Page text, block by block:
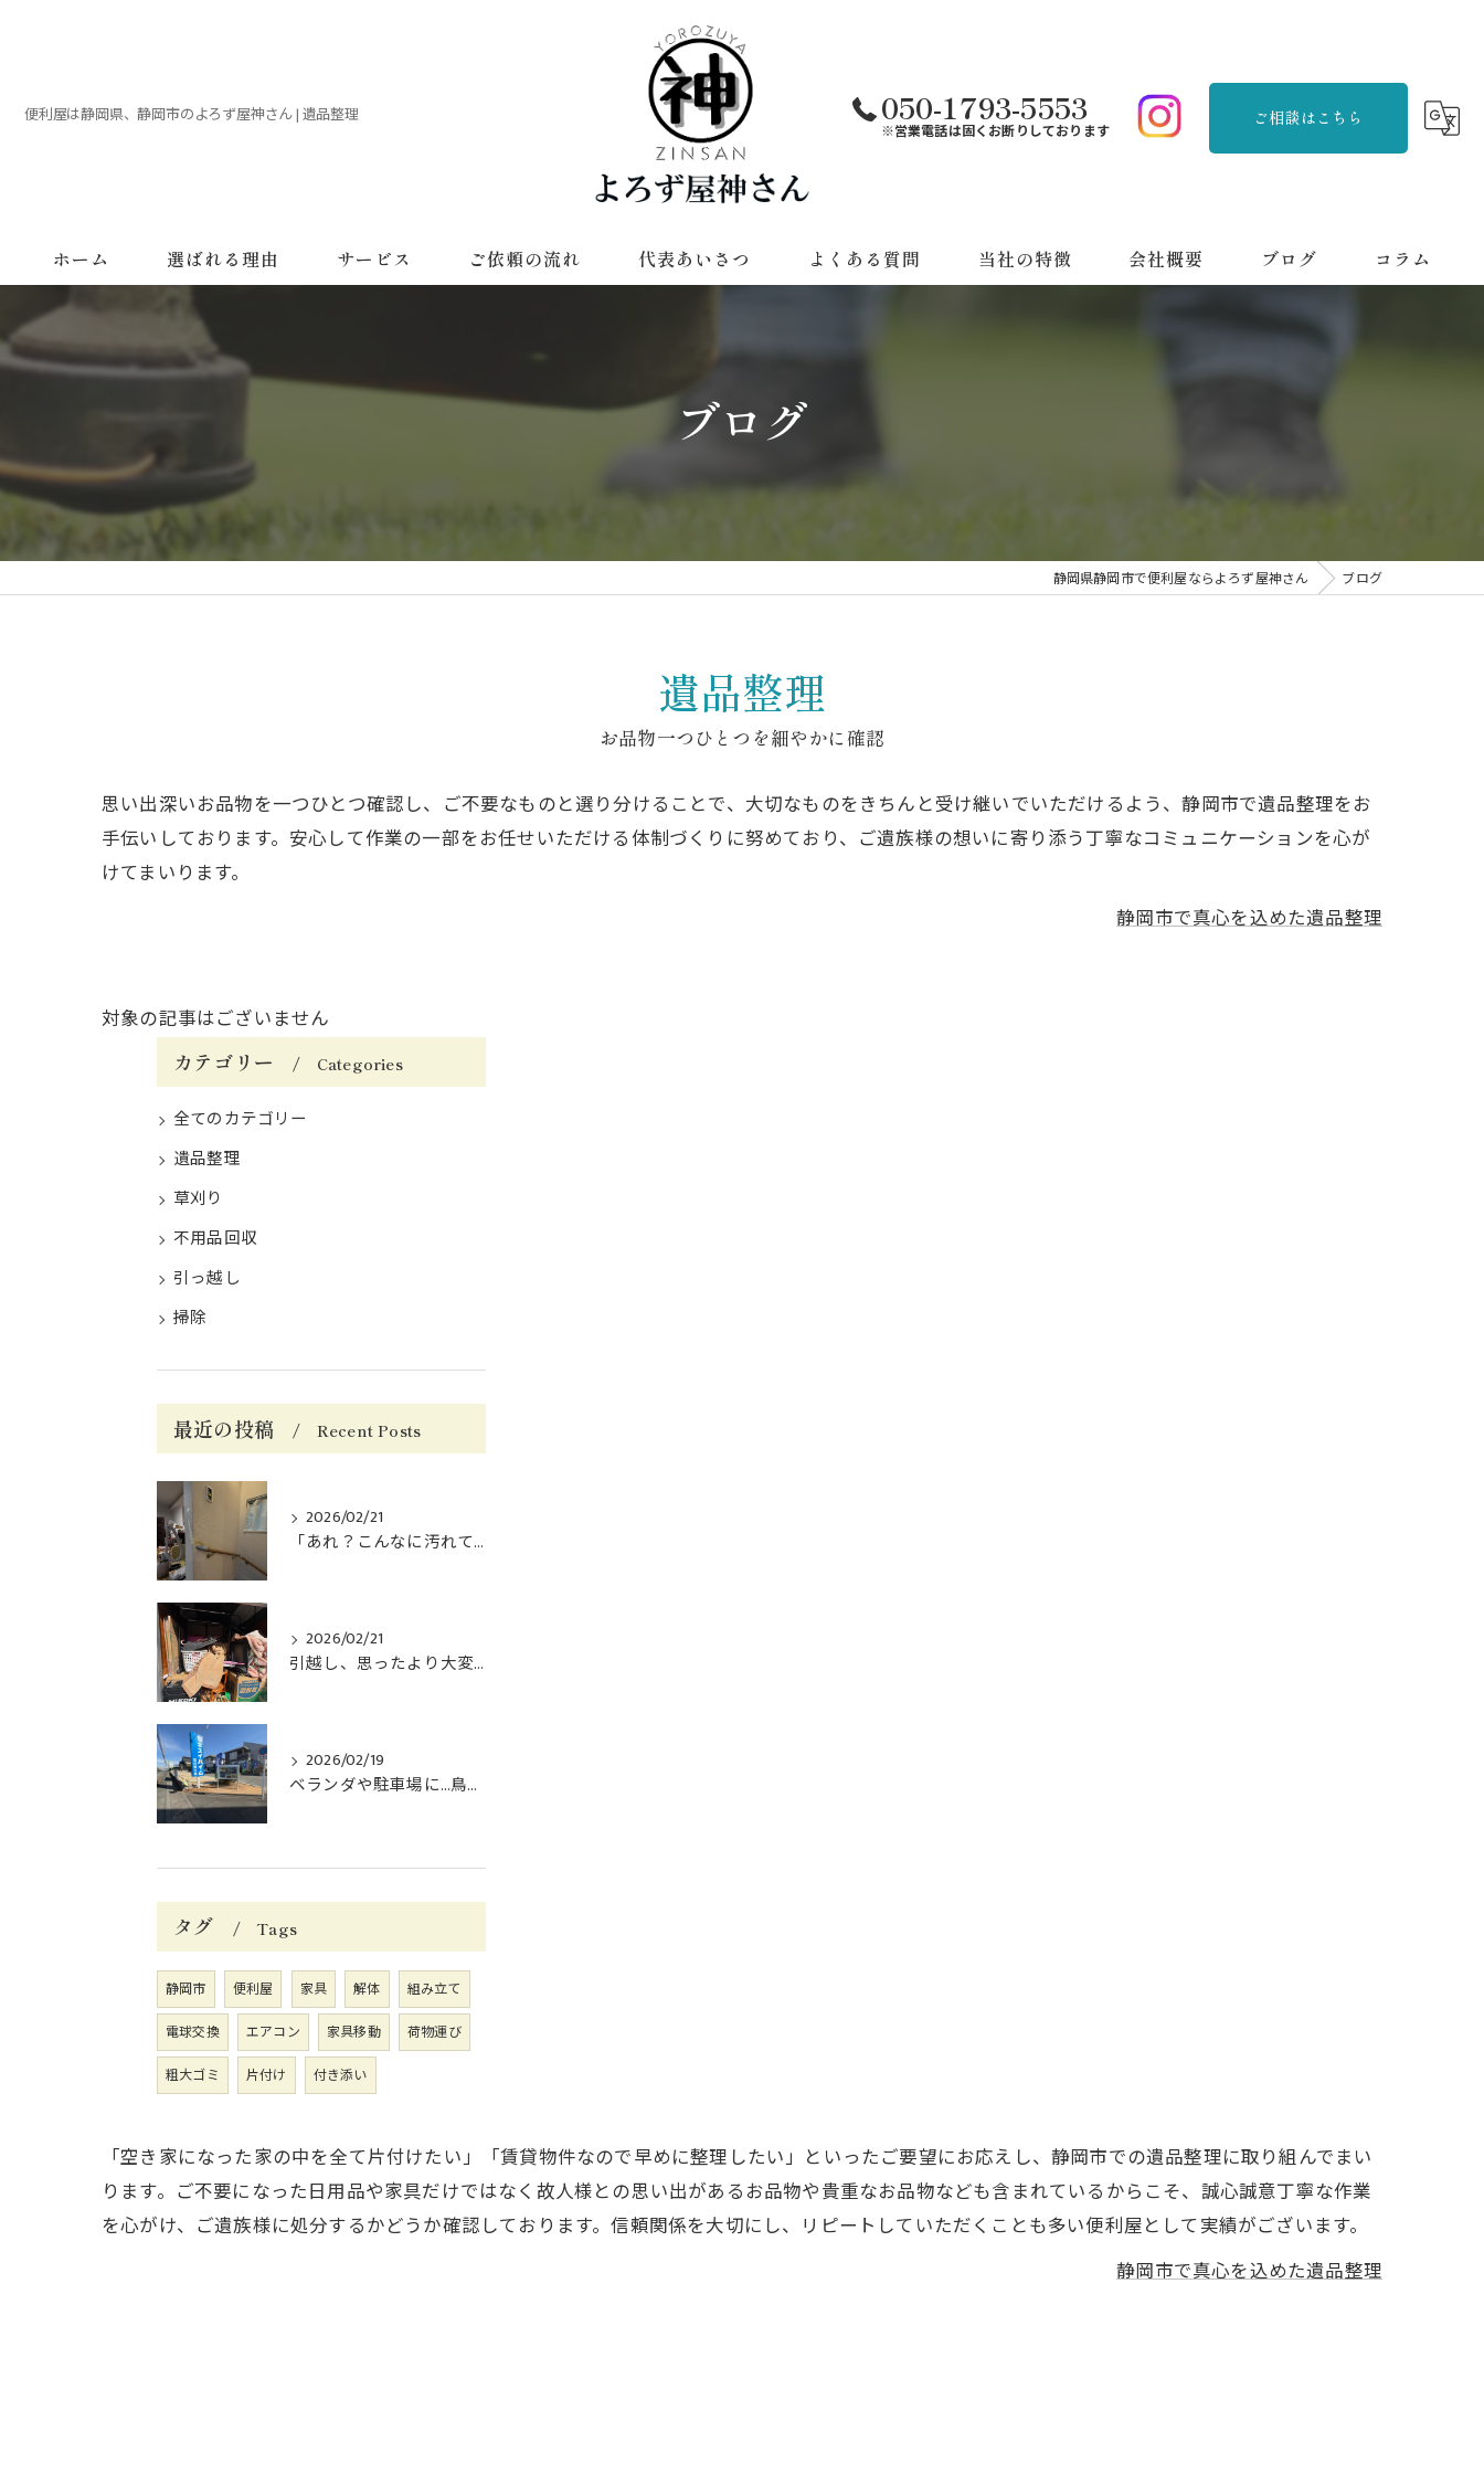
便利屋は静岡県、静岡市のよろず屋神さん | 遺品整理 050-1793-5553
※営業電話は固くお断りしております
ご相談はこちら
ホーム 選ばれる理由 サービス ご依頼の流れ 代表あいさつ よくある質問 当社の特徴 会社概要 ブログ コラム
ブログ
静岡県静岡市で便利屋ならよろず屋神さん ブログ
遺品整理
お品物一つひとつを細やかに確認
思い出深いお品物を一つひとつ確認し、ご不要なものと選り分けることで、大切なものをきちんと受け継いでいただけるよう、静岡市で遺品整理をお
手伝いしております。安心して作業の一部をお任せいただける体制づくりに努めており、ご遺族様の想いに寄り添う丁寧なコミュニケーションを心が
けてまいります。
静岡市で真心を込めた遺品整理
対象の記事はございません
カテゴリー Categories
全てのカテゴリー
遺品整理
草刈り
不用品回収
引っ越し
掃除
最近の投稿 Recent Posts
2026/02/21
「あれ？こんなに汚れてた？」
2026/02/21
引越し、思ったより大変じゃないですか？😅
2026/02/19
ベランダや駐車場に…鳥のフン、困っていませんか？😓
タグ Tags
静岡市 便利屋 家具 解体
組み立て
電球交換
エアコン 家具移動
荷物運び
粗大ゴミ
片付け 付き添い
「空き家になった家の中を全て片付けたい」「賃貸物件なので早めに整理したい」といったご要望にお応えし、静岡市での遺品整理に取り組んでまい
ります。ご不要になった日用品や家具だけではなく故人様との思い出があるお品物や貴重なお品物なども含まれているからこそ、誠心誠意丁寧な作業
を心がけ、ご遺族様に処分するかどうか確認しております。信頼関係を大切にし、リピートしていただくことも多い便利屋として実績がございます。
静岡市で真心を込めた遺品整理